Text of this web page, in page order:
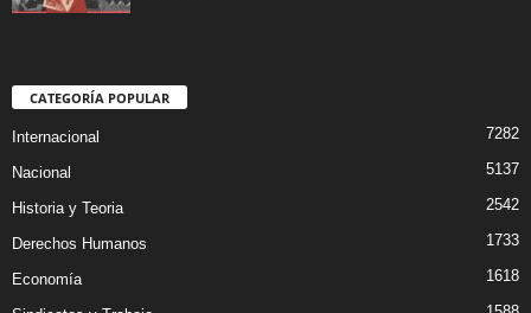
CATEGORÍA POPULAR
Internacional 7282
Nacional 5137
Historia y Teoria 2542
Derechos Humanos 1733
Economía 1618